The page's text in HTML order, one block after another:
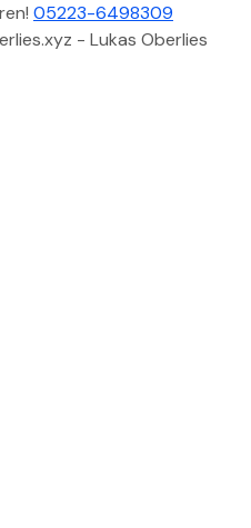
05223-6498309
- Lukas Oberlies